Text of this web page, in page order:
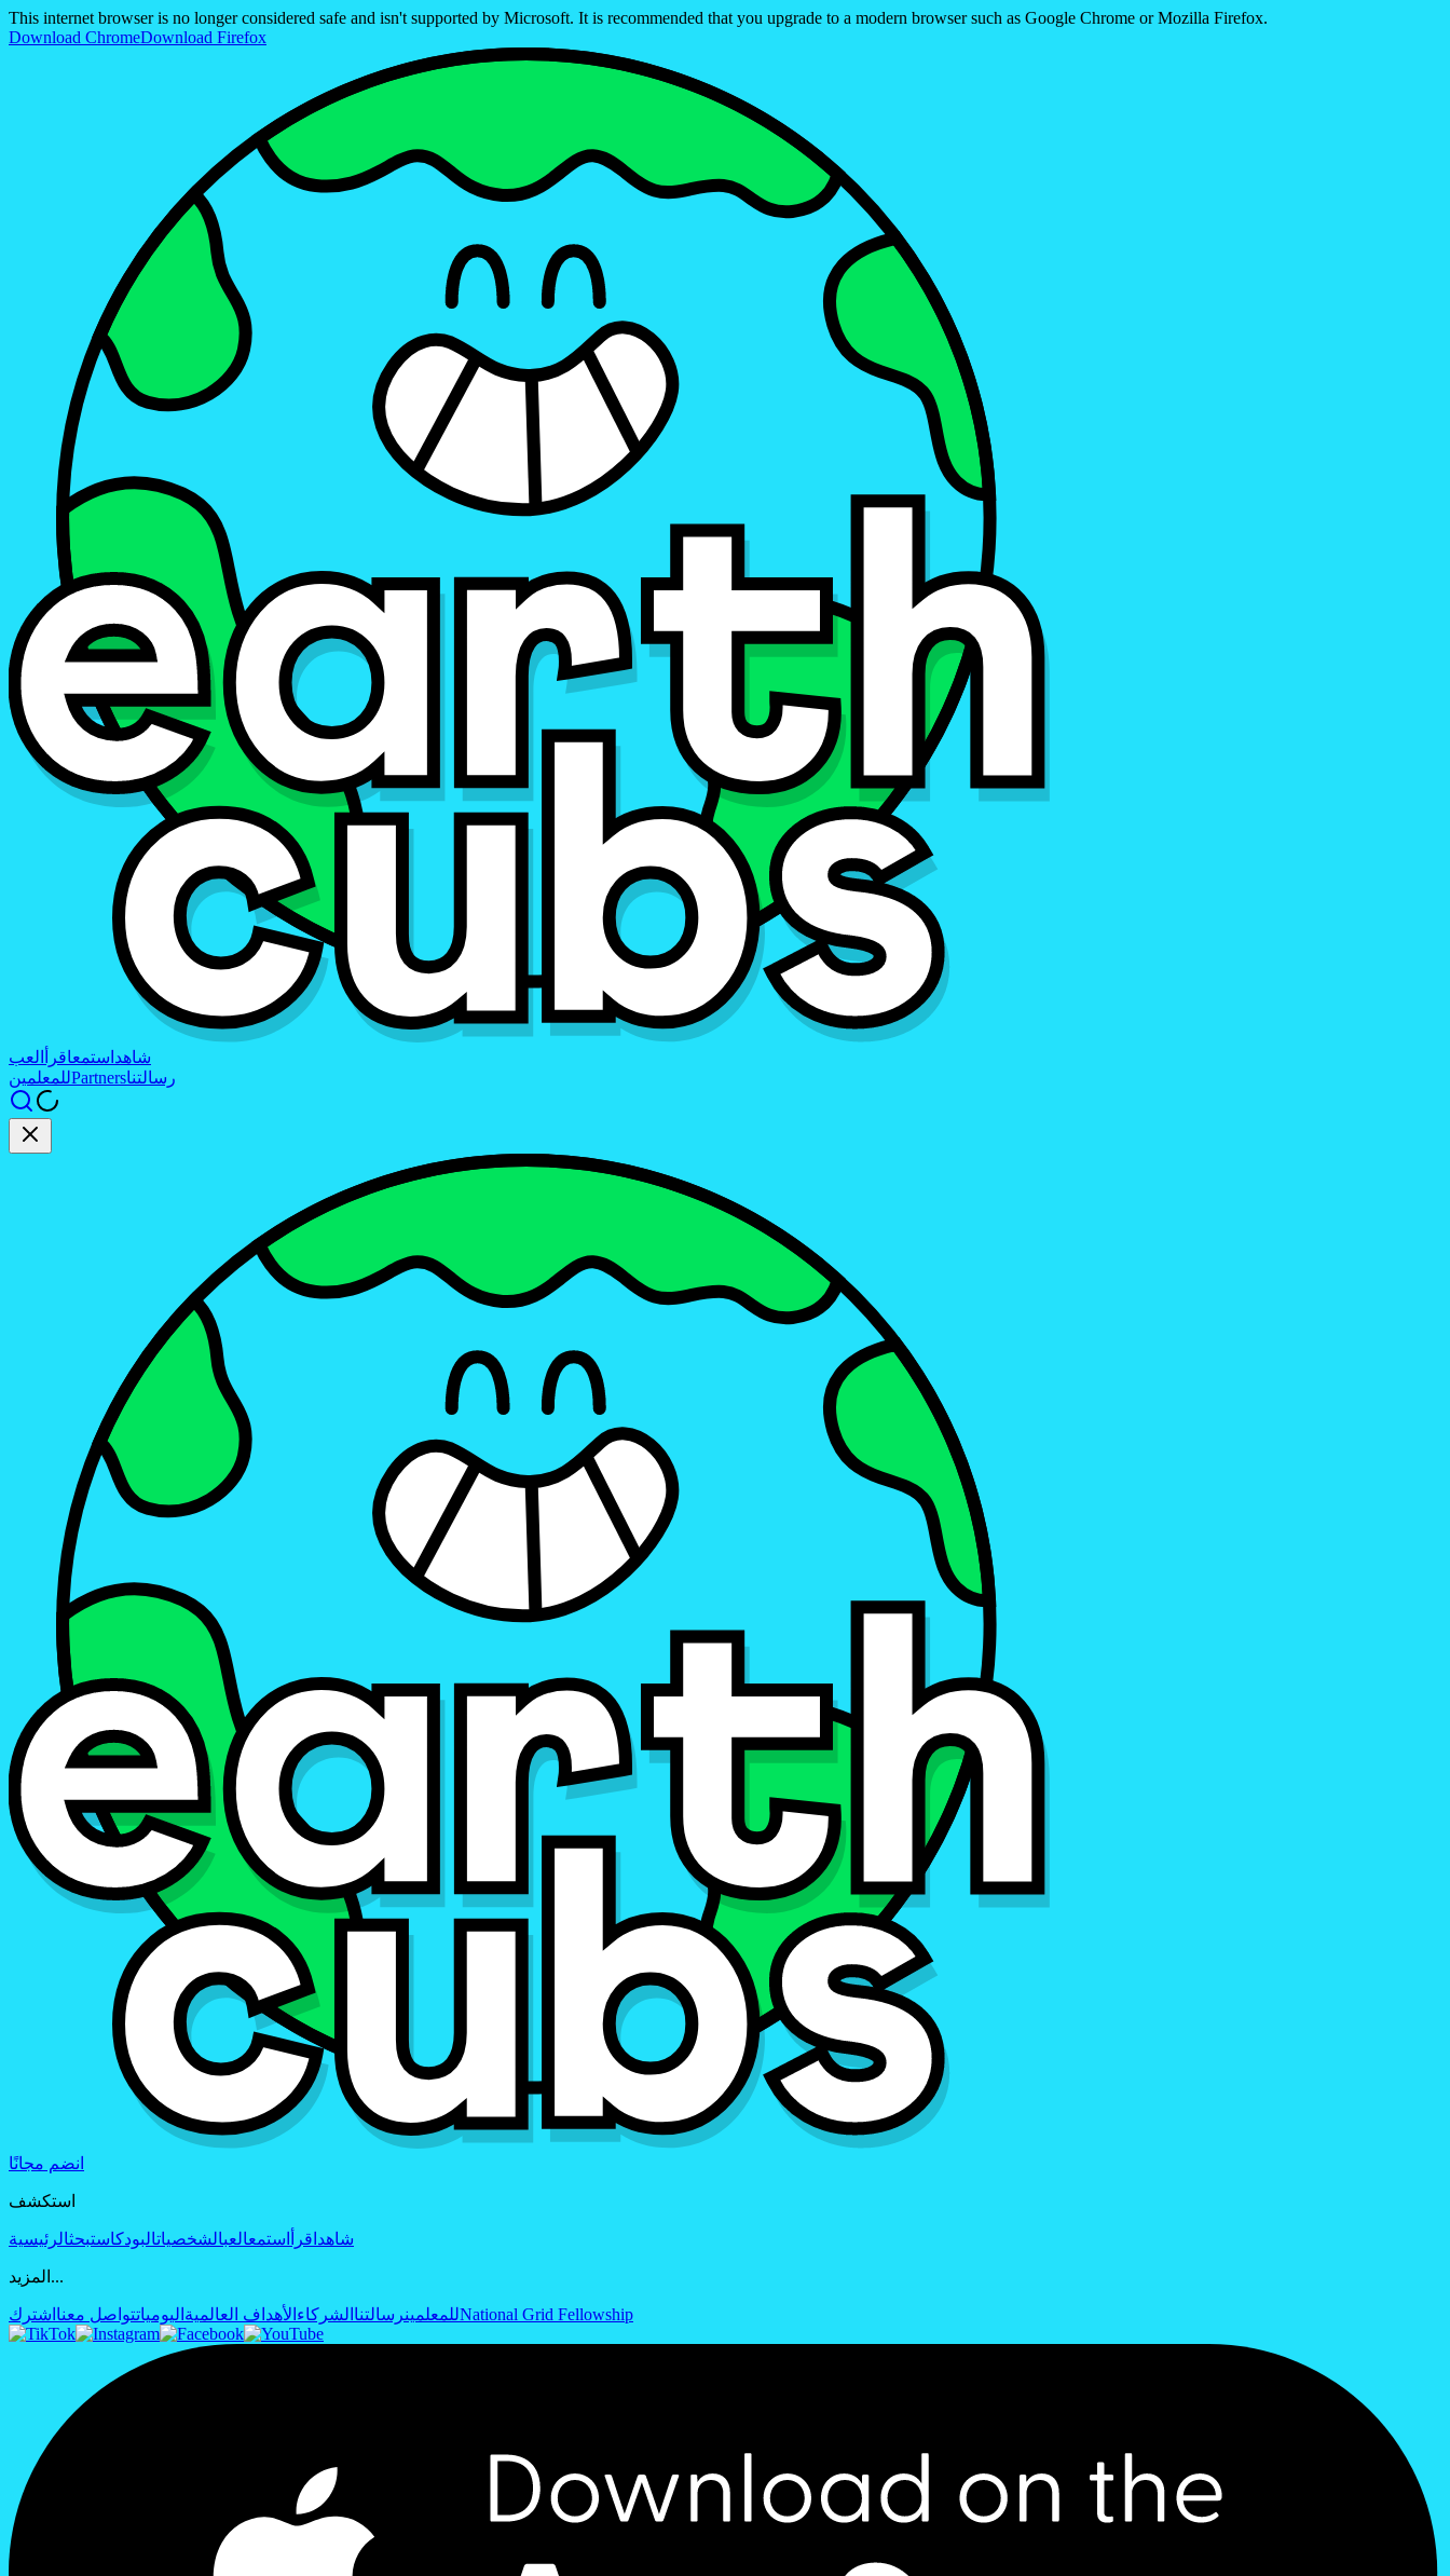
This internet browser is no longer considered safe and isn't supported by Microsoft. It is recommended that you upgrade to a modern browser such as Google Chrome or Mozilla Firefox.
Download ChromeDownload Firefox
شاهد استمعاقرأ
العب
للمعلمينPartnersرسالتنا
انضم مجانًا
استكشف
شاهد اقرأ استمعالعبالشخصياتالبودكاستبحثالرئيسية
المزيد...
للمعلمينرسالتنا الشركاء الأهداف العالمية اليومياتتواصل معنا اشترك National Grid Fellowship